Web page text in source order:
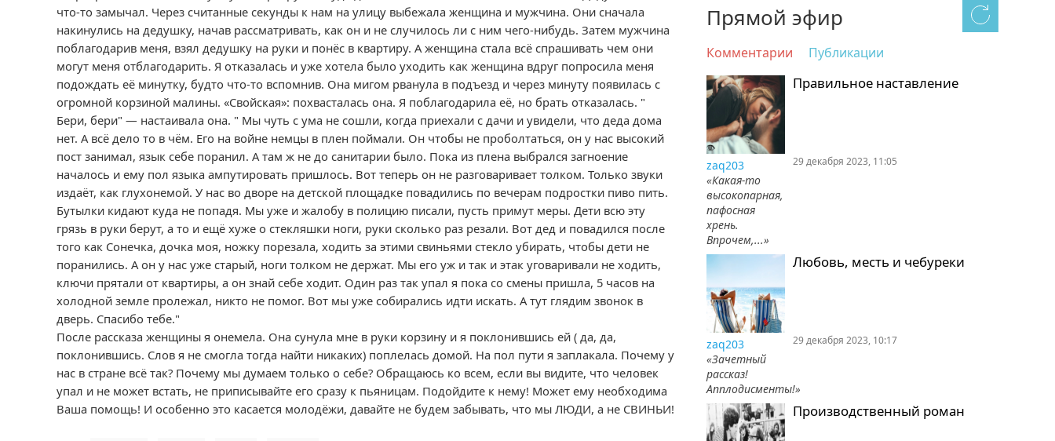
что-то замычал. Через считанные секунды к нам на улицу выбежала женщина и мужчина. Они сначала
накинулись на дедушку, начав рассматривать, как он и не случилось ли с ним чего-нибудь. Затем мужчина
поблагодарив меня, взял дедушку на руки и понёс в квартиру. А женщина стала всё спрашивать чем они
могут меня отблагодарить. Я отказалась и уже хотела было уходить как женщина вдруг попросила меня
подождать её минутку, будто что-то вспомнив. Она мигом рванула в подъезд и через минуту появилась с
огромной корзиной малины. «Свойская»: похвасталась она. Я поблагодарила её, но брать отказалась. "
Бери, бери" — настаивала она. " Мы чуть с ума не сошли, когда приехали с дачи и увидели, что деда дома
нет. А всё дело то в чём. Его на войне немцы в плен поймали. Он чтобы не проболтаться, он у нас высокий
пост занимал, язык себе поранил. А там ж не до санитарии было. Пока из плена выбрался загноение
началось и ему пол языка ампутировать пришлось. Вот теперь он не разговаривает толком. Только звуки
издаёт, как глухонемой. У нас во дворе на детской площадке повадились по вечерам подростки пиво пить.
Бутылки кидают куда не попадя. Мы уже и жалобу в полицию писали, пусть примут меры. Дети всю эту
грязь в руки берут, а то и ещё хуже о стекляшки ноги, руки сколько раз резали. Вот дед и повадился после
того как Сонечка, дочка моя, ножку порезала, ходить за этими свиньями стекло убирать, чтобы дети не
поранились. А он у нас уже старый, ноги толком не держат. Мы его уж и так и этак уговаривали не ходить,
ключи прятали от квартиры, а он знай себе ходит. Один раз так упал я пока со смены пришла, 5 часов на
холодной земле пролежал, никто не помог. Вот мы уже собирались идти искать. А тут глядим звонок в
дверь. Спасибо тебе."
После рассказа женщины я онемела. Она сунула мне в руки корзину и я поклонившись ей ( да, да,
поклонившись. Слов я не смогла тогда найти никаких) поплелась домой. На пол пути я заплакала. Почему у
нас в стране всё так? Почему мы думаем только о себе? Обращаюсь ко всем, если вы видите, что человек
упал и не может встать, не приписывайте его сразу к пьяницам. Подойдите к нему! Может ему необходима
Ваша помощь! И особенно это касается молодёжи, давайте не будем забывать, что мы ЛЮДИ, а не СВИНЬИ!
Прямой эфир
Комментарии Публикации
Правильное наставление
zaq203
«Какая-то
высокопарная,
пафосная
хрень.
Впрочем,...»
29 декабря 2023, 11:05
Любовь, месть и чебуреки
zaq203
«Зачетный
рассказ!
Апплодисменты!»
29 декабря 2023, 10:17
Производственный роман